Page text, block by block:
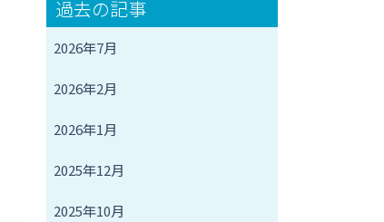
過去の記事
2026年7月
2026年2月
2026年1月
2025年12月
2025年10月